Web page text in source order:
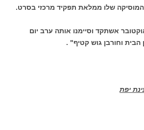
שלו ממלאת תפקיד מרכזי בסרט.
אשתקד וסיימנו אותה ערב יום
הבית וחורבן גוש קטיף" .
יפת